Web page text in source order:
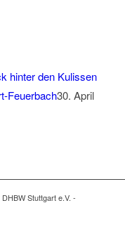
hinter den Kulissen
Feuerbach30. April
Stuttgart e.V. -